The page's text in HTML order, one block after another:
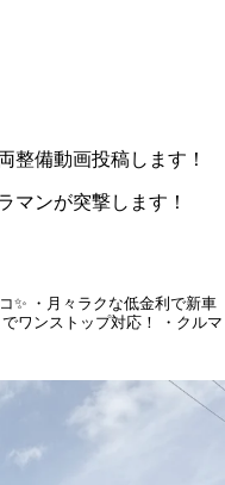
整備動画投稿します！
マンが突撃します！
✨ ・月々ラクな低金利で新車
ワンストップ対応！
・クルマ